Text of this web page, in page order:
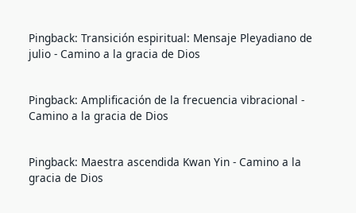
Pingback: Transición espiritual: Mensaje Pleyadiano de
julio - Camino a la gracia de Dios
Pingback: Amplificación de la frecuencia vibracional -
Camino a la gracia de Dios
Pingback: Maestra ascendida Kwan Yin - Camino a la
gracia de Dios